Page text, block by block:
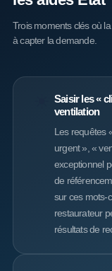
Trois moments clés où
à capter la demande.
Saisir les «
ventilation
Les requêtes
urgent », «
exceptionnel
de
sur ces mots-
restaurateur
résultats de